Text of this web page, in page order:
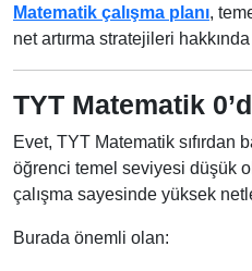
Matematik çalışma planı,
net artırma stratejileri
TYT Matematik
Evet, TYT Matematik sıfırdan
öğrenci temel seviyesi düşük
çalışma sayesinde yüksek
Burada önemli olan: